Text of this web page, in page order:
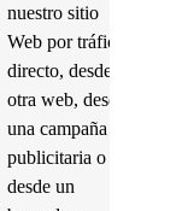
nuestro sitio
Web por tráfico
directo, desde
otra web, desde
una campaña
publicitaria o
desde un